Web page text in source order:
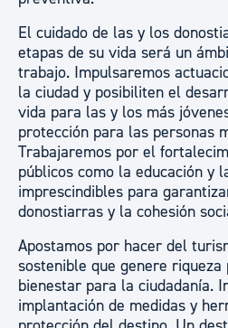
El cuidado de las y los
etapas de su vida será un
trabajo. Impulsaremos
la ciudad y posibiliten el
vida para las y los más
protección para las personas
Trabajaremos por el
públicos como la educación y
imprescindibles para
donostiarras y la cohesión
Apostamos por hacer del
sostenible que genere
bienestar para la ciudadanía.
implantación de medidas y